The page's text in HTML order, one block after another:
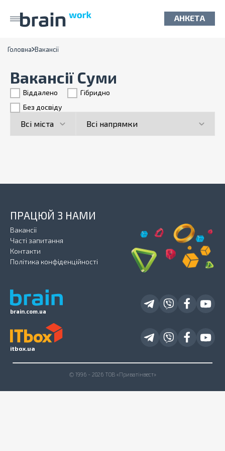
АНКЕТА
Головна Вакансії
Вакансії Суми
Віддалено
Гiбридно
Без досвіду
brain.com.ua
ПРАЦЮЙ З НАМИ
Вакансії
Часті запитання
Контакти
Політика конфіденційності
itbox.ua
© 1996 - 2026 ТОВ «Приватінвест»